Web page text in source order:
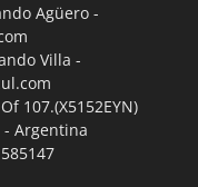
Agüero -
Villa -
107.(X5152EYN)
- Argentina